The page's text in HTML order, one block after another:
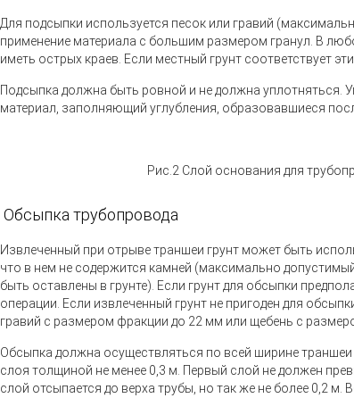
Для подсыпки используется песок или гравий (
применение материала с большим размером гранул. В
иметь острых краев. Если местный грунт соответствует
Подсыпка должна быть ровной и не должна уплотняться.
материал, заполняющий углубления, образовавшиеся
Рис.2 Слой основания для
Обсыпка трубопровода
Извлеченный при отрыве траншеи грунт может быть
что в нем не содержится камней (максимально
быть оставлены в грунте). Если грунт для обсыпки
операции. Если извлеченный грунт не пригоден для
гравий с размером фракции до 22 мм или щебень с
Обсыпка должна осуществляться по всей ширине
слоя толщиной не менее 0,3 м. Первый слой не должен
слой отсыпается до верха трубы, но так же не более 0,2